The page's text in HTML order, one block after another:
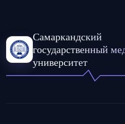
Самаркандский
государственный
университет